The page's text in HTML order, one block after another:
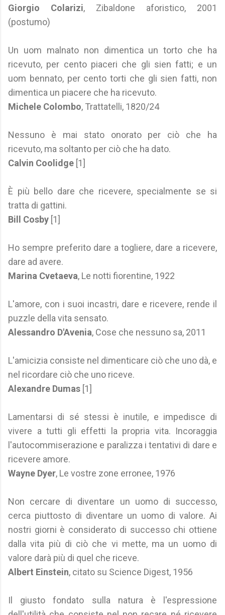
Giorgio Colarizi, Zibaldone aforistico, 2001
(postumo)
Un uom malnato non dimentica un torto che ha
ricevuto, per cento piaceri che gli sien fatti; e un
uom bennato, per cento torti che gli sien fatti, non
dimentica un piacere che ha ricevuto.
Michele Colombo, Trattatelli, 1820/24
Nessuno è mai stato onorato per ciò che ha
ricevuto, ma soltanto per ciò che ha dato.
Calvin Coolidge [1]
È più bello dare che ricevere, specialmente se si
tratta di gattini.
Bill Cosby [1]
Ho sempre preferito dare a togliere, dare a ricevere,
dare ad avere.
Marina Cvetaeva, Le notti fiorentine, 1922
L'amore, con i suoi incastri, dare e ricevere, rende il
puzzle della vita sensato.
Alessandro D'Avenia, Cose che nessuno sa, 2011
L'amicizia consiste nel dimenticare ciò che uno dà, e
nel ricordare ciò che uno riceve.
Alexandre Dumas [1]
Lamentarsi di sé stessi è inutile, e impedisce di
vivere a tutti gli effetti la propria vita. Incoraggia
l'autocommiserazione e paralizza i tentativi di dare e
ricevere amore.
Wayne Dyer, Le vostre zone erronee, 1976
Non cercare di diventare un uomo di successo,
cerca piuttosto di diventare un uomo di valore. Ai
nostri giorni è considerato di successo chi ottiene
dalla vita più di ciò che vi mette, ma un uomo di
valore darà più di quel che riceve.
Albert Einstein, citato su Science Digest, 1956
Il giusto fondato sulla natura è l'espressione